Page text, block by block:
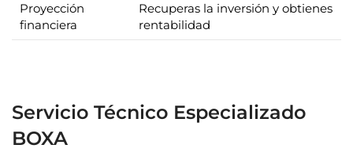
Proyección
financiera
Recuperas la inversión y obtienes
rentabilidad
Servicio Técnico Especializado
BOXA